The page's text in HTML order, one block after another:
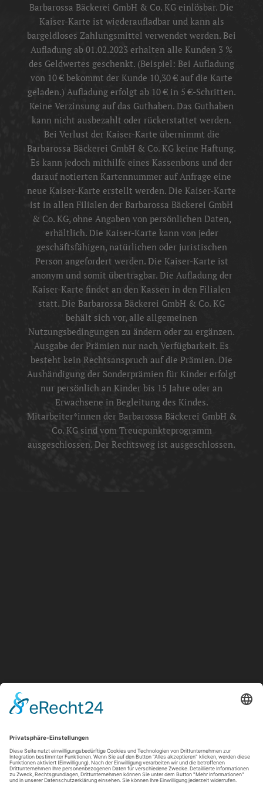
Barbarossa Bäckerei GmbH & Co. KG einlösbar. Die
Kaiser-Karte ist wiederaufladbar und kann als
bargeldloses Zahlungsmittel verwendet werden. Bei
Aufladung ab 01.02.2023 erhalten alle Kunden 3 %
des Geldwertes geschenkt. (Beispiel: Bei Aufladung
von 10 € bekommt der Kunde 10,30 € auf die Karte
geladen.) Aufladung erfolgt ab 10 € in 5 €-Schritten.
Keine Verzinsung auf das Guthaben. Das Guthaben
kann nicht ausbezahlt oder rückerstattet werden.
Bei Verlust der Kaiser-Karte übernimmt die
Barbarossa Bäckerei GmbH & Co. KG keine Haftung.
Es kann jedoch mithilfe eines Kassenbons und der
darauf notierten Kartennummer auf Anfrage eine
neue Kaiser-Karte erstellt werden. Die Kaiser-Karte
ist in allen Filialen der Barbarossa Bäckerei GmbH
& Co. KG, ohne Angaben von persönlichen Daten,
erhältlich. Die Kaiser-Karte kann von jeder
geschäftsfähigen, natürlichen oder juristischen
Person angefordert werden. Die Kaiser-Karte ist
anonym und somit übertragbar. Die Aufladung der
Kaiser-Karte findet an den Kassen in den Filialen
statt. Die Barbarossa Bäckerei GmbH & Co. KG
behält sich vor, alle allgemeinen
Nutzungsbedingungen zu ändern oder zu ergänzen.
Ausgabe der Prämien nur nach Verfügbarkeit. Es
besteht kein Rechtsanspruch auf die Prämien. Die
Aushändigung der Sonderprämien für Kinder erfolgt
nur persönlich an Kinder bis 15 Jahre oder an
Erwachsene in Begleitung des Kindes.
Mitarbeiter*innen der Barbarossa Bäckerei GmbH &
Co. KG sind vom Treuepunkteprogramm
ausgeschlossen. Der Rechtsweg ist ausgeschlossen.